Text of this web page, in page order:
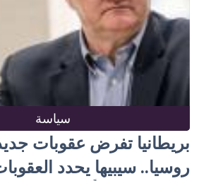
سياسة
بريطانيا تفرض عقوبات
روسيا.. سيبيها يحدد